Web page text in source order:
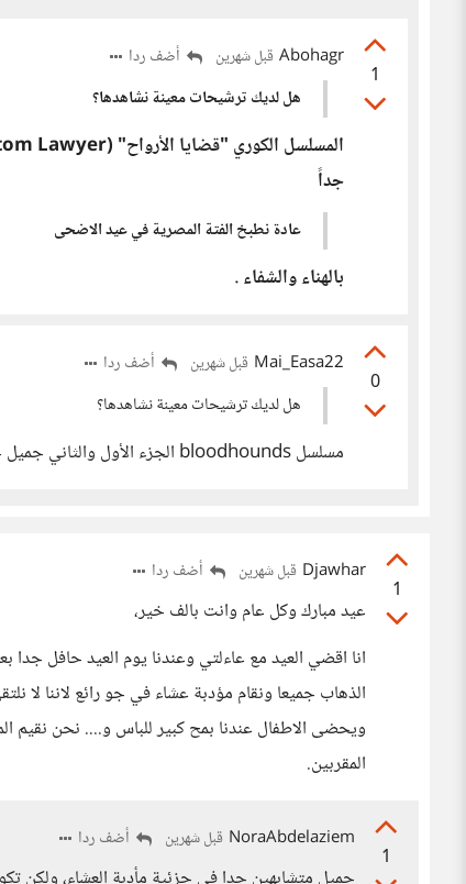
1
Abohagr قبل شهرين
أضف ردا
هل لديك ترشيحات معينة نشاهدها؟
جداً
عادة نطبخ الفتة المصرية في عيد الاضحى
بالهناء والشفاء .
0
Mai_Easa22 قبل شهرين
أضف ردا
هل لديك ترشيحات معينة نشاهدها؟
مسلسل bloodhounds الجزء الأول والثاني جميل جدًا إذا كنتِ تفضلين الأكشن والجريمة
1
Djawhar قبل شهرين أضف ردا
عيد مبارك وكل عام وانت بالف خير،
انا اقضي العيد مع عاءلتي وعندنا يوم العيد حافل جدا
الذهاب جميعا ونقام مؤدبة عشاء في جو رائع لاننا لا
ويحضى الاطفال عندنا بمح كبير للباس و.... نحن نقيم
المقربين.
1
NoraAbdelaziem قبل شهرين أضف ردا